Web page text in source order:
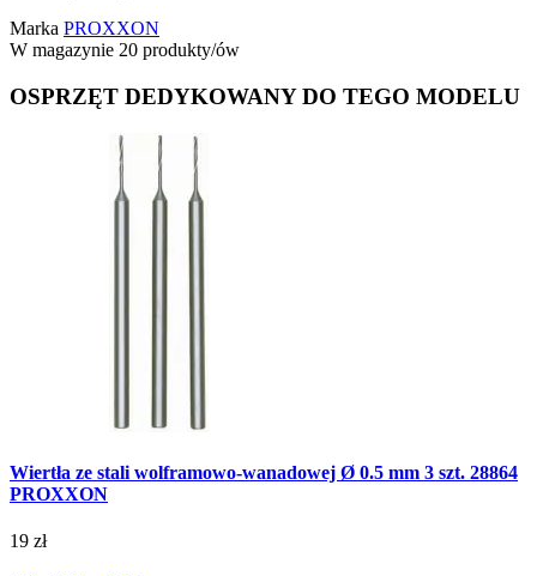
Marka PROXXON
W magazynie 20 produkty/ów
OSPRZĘT DEDYKOWANY DO TEGO MODELU
Wiertła ze stali wolframowo-wanadowej Ø 0.5 mm 3 szt. 28864
PROXXON
19 zł